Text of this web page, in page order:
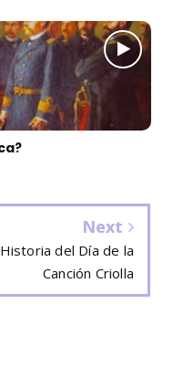
Next
Historia del Día de la
Canción Criolla